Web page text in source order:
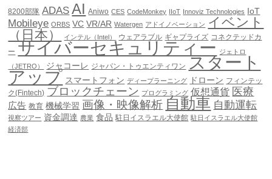
8200部隊 ADAS AI Aniwo CES CodeMonkey IIoT Innoviz Technologies IoT
Mobileye ORBS VC VR/AR Watergen アドイノベーション イベント
（日本）
インテル（Intel） ウェアラブル ギャプライズ コネクテッドカ
ー サイバーセキュリティー ジェトロ
（JETRO）
ジャコーレ ジャパン・トゥエンティワン スタート
アップ スマートフォン ディープラーニング ドローン フィンテッ
ク(Fintech) ブロックチェーン プログラミング 仮想通貨 医療
広告 教育 機械学習 画像・映像解析 自動車 自動運転
視察ツアー 資金調達 農業 食品 駐日イスラエル大使館 駐日イスラエル大使館
経済部